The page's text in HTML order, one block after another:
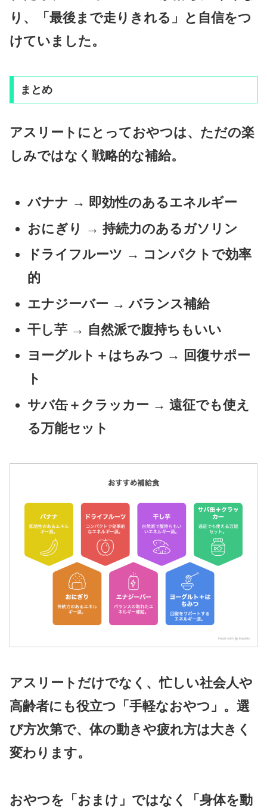
り、「最後まで走りきれる」と自信をつ
けていました。
まとめ
アスリートにとっておやつは、ただの楽
しみではなく 戦略的な補給。
バナナ → 即効性のあるエネルギー
おにぎり → 持続力のあるガソリン
ドライフルーツ → コンパクトで効率
的
エナジーバー → バランス補給
干し芋 → 自然派で腹持ちもいい
ヨーグルト＋はちみつ → 回復サポー
ト
サバ缶＋クラッカー → 遠征でも使え
る万能セット
アスリートだけでなく、忙しい社会人や
高齢者にも役立つ「手軽なおやつ」。選
び方次第で、体の動きや疲れ方は大きく
変わります。
おやつを「おまけ」ではなく「身体を動